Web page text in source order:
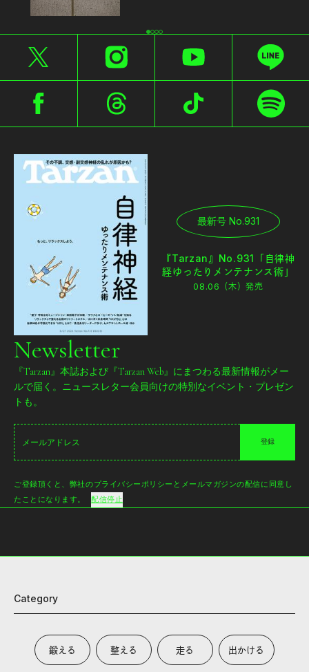
最新号 No.931
『Tarzan』No.931「自律神
経ゆったりメンテナンス術」
08.06（木）発売
Newsletter
『Tarzan』本誌および『Tarzan Web』にまつわる最新情報がメー
ルで届く。ニュースレター会員向けの特別なイベント・プレゼン
トも。
登録
ご登録頂くと、弊社のプライバシーポリシーとメールマガジンの配信に同意し
たことになります。
配信停止
Category
鍛える 整える 走る 出かける